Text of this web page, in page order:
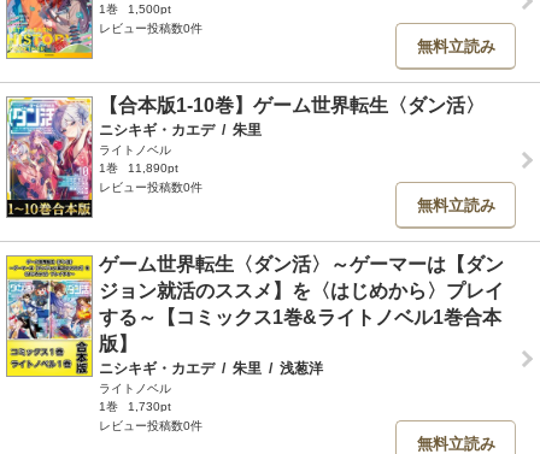
1巻
1,500pt
レビュー投稿数0件
無料立読み
【合本版1-10巻】ゲーム世界転生〈ダン活〉
ニシキギ・カエデ / 朱里
ライトノベル
1巻
11,890pt
レビュー投稿数0件
無料立読み
ゲーム世界転生〈ダン活〉～ゲーマーは【ダン
ジョン就活のススメ】を〈はじめから〉プレイ
する～【コミックス1巻&ライトノベル1巻合本
版】
ニシキギ・カエデ / 朱里 / 浅葱洋
ライトノベル
1巻
1,730pt
レビュー投稿数0件
無料立読み